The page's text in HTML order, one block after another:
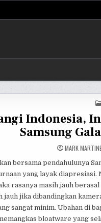
Indonesia,
Samsung
MARK
bersama pendahulunya
yang layak diapresiasi.
rasanya masih jauh
jauh jika dibandingkan
sangat minim. Ubahan di
bloatware yang